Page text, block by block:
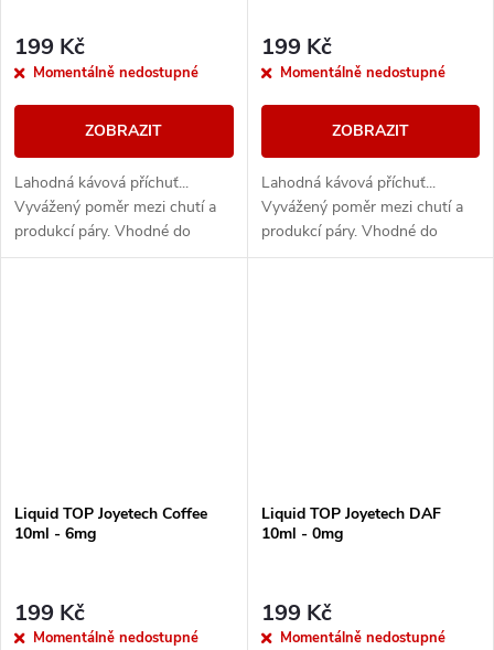
199 Kč
Momentálně nedostupné
ZOBRAZIT
Lahodná kávová příchuť...
Vyvážený poměr mezi chutí a
produkcí páry. Vhodné do
všech typů e-cigaret
199 Kč
Momentálně nedostupné
ZOBRAZIT
Lahodná kávová příchuť...
Vyvážený poměr mezi chutí a
produkcí páry. Vhodné do
všech typů e-cigaret
Liquid TOP Joyetech Coffee
10ml - 6mg
199 Kč
Momentálně nedostupné
Liquid TOP Joyetech DAF
10ml - 0mg
199 Kč
Momentálně nedostupné